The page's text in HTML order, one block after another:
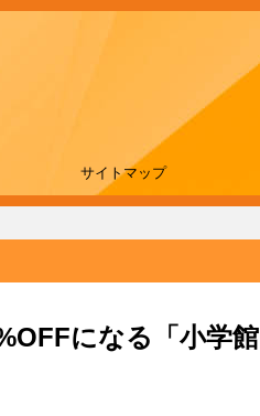
サイトマップ
になる「小学館